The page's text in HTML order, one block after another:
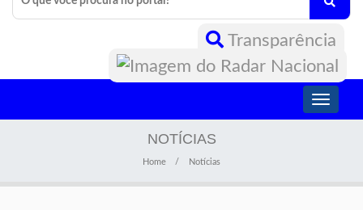
Transparência
Toggle
NOTÍCIAS
Home Notícias